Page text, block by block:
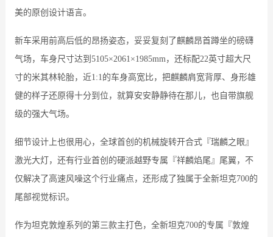
美的原创设计语言。
新车采用前高后低的昂扬姿态，妥妥复刻了麒麟昂首蹲坐的磅礴
气场，车身尺寸达到5105×2061×1985mm，还标配22英寸超大尺
寸的米其林轮胎，近1:1的车身高宽比，把麒麟肩宽背厚、身形雄
健的样子还原得十分到位，就算安安静静待在那儿，也自带旗舰
级的强大气场。
细节设计上也很用心，全球首创的机械旋转开合式『瑞麟之眼』
激光大灯，还有行业首创的硬派越野专属『祥麟焰尾』尾翼，不
仅解决了高速风噪这个行业痛点，还形成了独属于全新坦克700的
尾部视觉标识。
作为坦克敦煌系列的第三款主打色，全新坦克700的专属『敦煌